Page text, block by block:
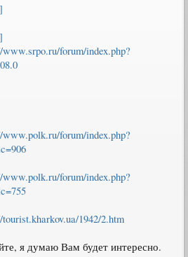
forum/index.php?
www.polk.ru/forum/index.php?
www.polk.ru/forum/index.php?
1942/2.htm
я думаю Вам будет интересно.